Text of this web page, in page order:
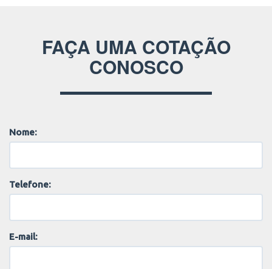
FAÇA UMA COTAÇÃO
CONOSCO
Nome:
Telefone:
E-mail: